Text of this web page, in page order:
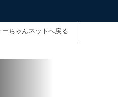
ちゃんネットへ戻る